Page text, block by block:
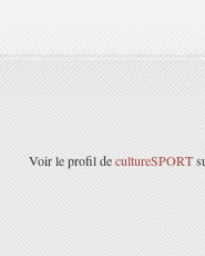
Voir le profil decultureSPORT